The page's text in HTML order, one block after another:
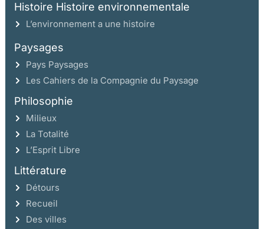
Histoire Histoire environnementale
L’environnement a une histoire
Paysages
Pays Paysages
Les Cahiers de la Compagnie du Paysage
Philosophie
Milieux
La Totalité
L’Esprit Libre
Littérature
Détours
Recueil
Des villes